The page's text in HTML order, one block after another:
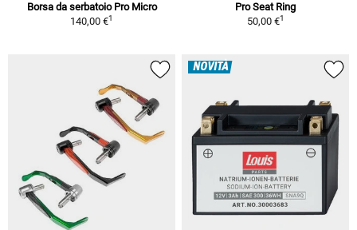
Borsa da serbatoio Pro Micro
140,00 €1
Pro Seat Ring
50,00 €1
NOVITÀ